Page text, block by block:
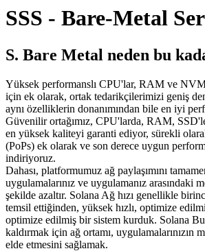
SSS - Bare-Metal
S. Bare Metal neden bu
Yüksek performanslı CPU'lar, RAM ve
için ek olarak, ortak tedarikçilerimizi geniş
aynı özelliklerin donanımından bile en iyi
Güvenilir ortağımız, CPU'larda, RAM,
en yüksek kaliteyi garanti ediyor, sürekli
(PoPs) ek olarak ve son derece uygun
indiriyoruz.
Dahası, platformumuz ağ paylaşımını
uygulamalarınız ve uygulamanız arasındaki
şekilde azaltır. Solana Ağ hızı genellikle
temsil ettiğinden, yüksek hızlı, optimize
optimize edilmiş bir sistem kurduk. Solana
kaldırmak için ağ ortamı, uygulamalarınızın
elde etmesini sağlamak.